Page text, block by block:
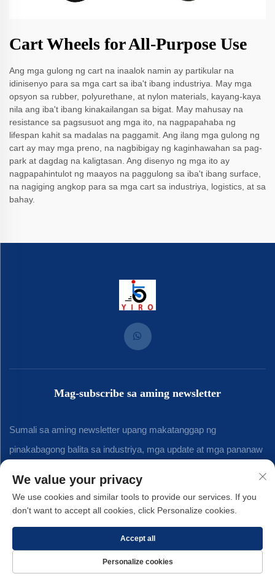
Cart Wheels for All-Purpose Use
Ang mga gulong ng cart na inaalok namin ay partikular na
idinisenyo para sa mga cart sa iba't ibang industriya. May mga
opsyon sa rubber, polyurethane, at nylon materials, kayang-kaya
nila ang iba't ibang kinakailangan sa bigat. May mahusay na
resistance sa pagsusuot ang mga ito, na nagpapahaba ng
lifespan kahit sa madalas na paggamit. Ang ilang mga gulong ng
cart ay may mga preno, na nagbibigay ng kaginhawahan sa pag-
park at dagdag na kaligtasan. Ang disenyo ng mga ito ay
nagpapahintulot ng maayos na paggulong sa iba't ibang surface,
na nagiging angkop para sa mga cart sa industriya, logistics, at sa
bahay.
Mag-subscribe sa aming newsletter
Sumali sa aming newsletter upang makatanggap ng
pinakabagong balita sa industriya, mga update at mga pananaw
Mag-subscribe
Pagkapribado
We value your privacy
We use cookies and similar tools to provide our services. If you
don't want to accept all cookies, click Personalize cookies.
Personalize cookies
Accept all